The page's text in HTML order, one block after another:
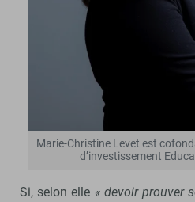
Marie-Christine Levet est
d’investissement
Si, selon elle « devoir prouver